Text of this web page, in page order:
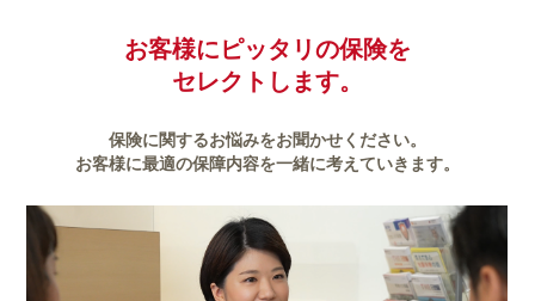
お客様にピッタリの保険を
セレクトします。
保険に関するお悩みをお聞かせください。
お客様に最適の保障内容を一緒に考えていきます。